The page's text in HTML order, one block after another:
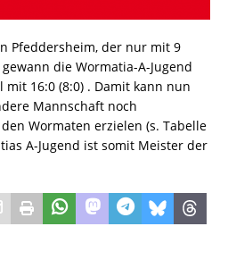
Pfeddersheim, der nur mit 9
die Wormatia-A-Jugend
16:0 (8:0) . Damit kann nun
Mannschaft noch
Wormaten erzielen (s. Tabelle
A-Jugend ist somit Meister der